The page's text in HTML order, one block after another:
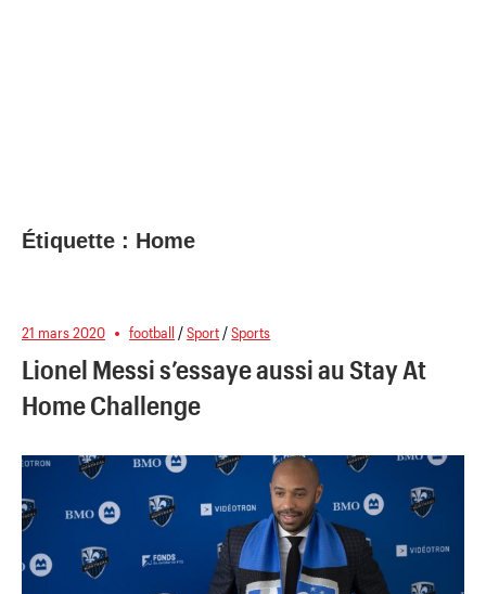
Étiquette : Home
21 mars 2020 football /Sport /Sports
Lionel Messi s’essaye aussi au Stay At
Home Challenge